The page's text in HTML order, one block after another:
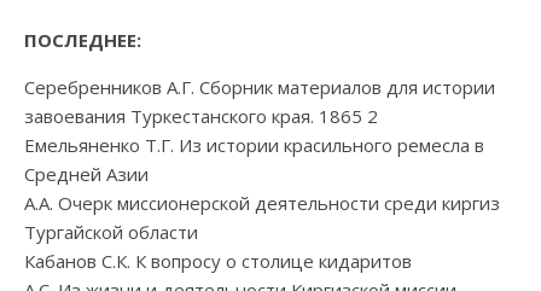
ПОСЛЕДНЕЕ:
Серебренников А.Г. Сборник материалов для истории
завоевания Туркестанского края. 1865 2
Емельяненко Т.Г. Из истории красильного ремесла в
Средней Азии
А.А. Очерк миссионерской деятельности среди киргиз
Тургайской области
Кабанов С.К. К вопросу о столице кидаритов